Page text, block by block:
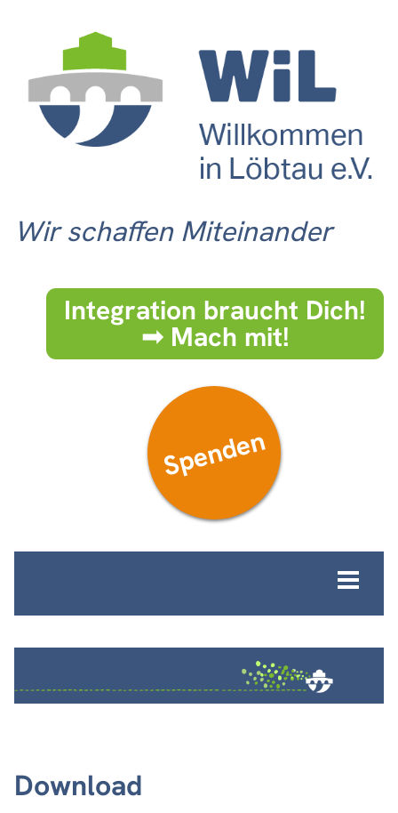
Wir schaffen Miteinander
Integration braucht Dich!
➟ Mach mit!
Spenden
Download